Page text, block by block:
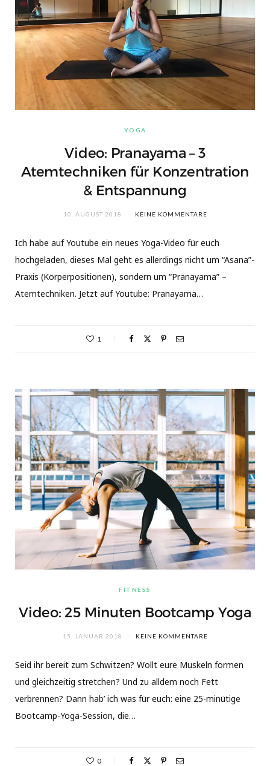
YOGA
Video: Pranayama – 3
Atemtechniken für Konzentration
& Entspannung
10. AUGUST 2018 KEINE KOMMENTARE
Ich habe auf Youtube ein neues Yoga-Video für euch
hochgeladen, dieses Mal geht es allerdings nicht um “Asana”-
Praxis (Körperpositionen), sondern um “Pranayama” –
Atemtechniken. Jetzt auf Youtube: Pranayama…
1
FITNESS
Video: 25 Minuten Bootcamp Yoga
15. JANUAR 2018 KEINE KOMMENTARE
Seid ihr bereit zum Schwitzen? Wollt eure Muskeln formen
und gleichzeitig stretchen? Und zu alldem noch Fett
verbrennen? Dann hab’ ich was für euch: eine 25-minütige
Bootcamp-Yoga-Session, die…
0